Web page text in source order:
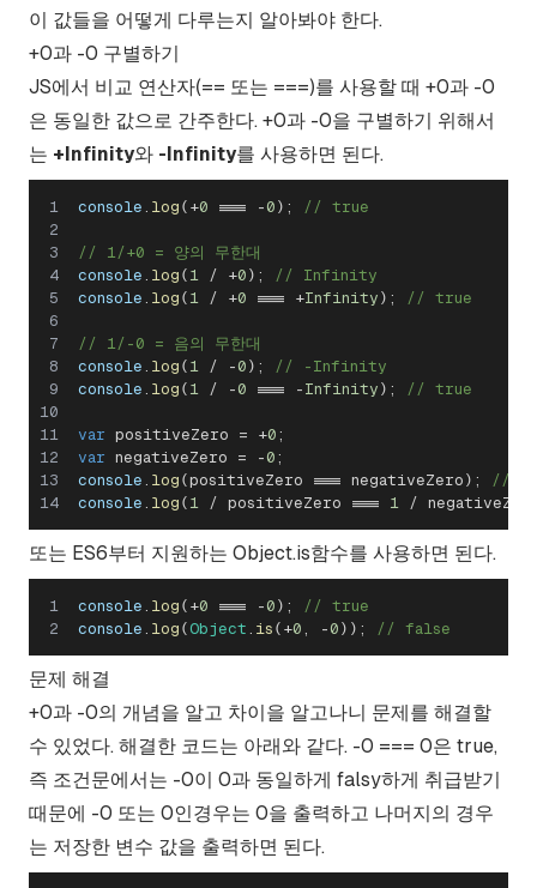
이 값들을 어떻게 다루는지 알아봐야 한다.
+0과 -0 구별하기
JS에서 비교 연산자(== 또는 ===)를 사용할 때 +0과 -0
은 동일한 값으로 간주한다. +0과 -0을 구별하기 위해서
는 +Infinity와 -Infinity를 사용하면 된다.
console log ( +0 === -0 ) ; // true
// 1/+0 = 양의 무한대
console log ( 1 / +0 ) ;
// Infinity
console log ( 1 / +0 === +Infinity ) ; // true
// 1/-0 = 음의 무한대
console log ( 1 / -0 ) ;
// -Infinity
console log ( 1 / -0 === - Infinity ) ; // true
var positiveZero = +0 ;
var negativeZero = -0 ;
console log (positiveZero === negativeZero ) ;
//
console log ( 1 / positiveZero === 1 /
또는 ES6부터 지원하는 Object.is함수를 사용하면 된다.
console log ( +0 === -0 ) ;
// true
console log ( Object is ( +0 -0 ) ) ; // false
문제 해결
+0과 -0의 개념을 알고 차이을 알고나니 문제를 해결할
수 있었다. 해결한 코드는 아래와 같다. -0 === 0은 true,
즉 조건문에서는 -0이 0과 동일하게 falsy하게 취급받기
때문에 -0 또는 0인경우는 0을 출력하고 나머지의 경우
는 저장한 변수 값을 출력하면 된다.